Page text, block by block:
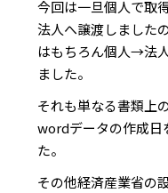
今回は一旦個人で取
法人へ譲渡しました
はもちろん個人→法
ました。
それも単なる書類上
wordデータの作成日
た。
その他経済産業省の